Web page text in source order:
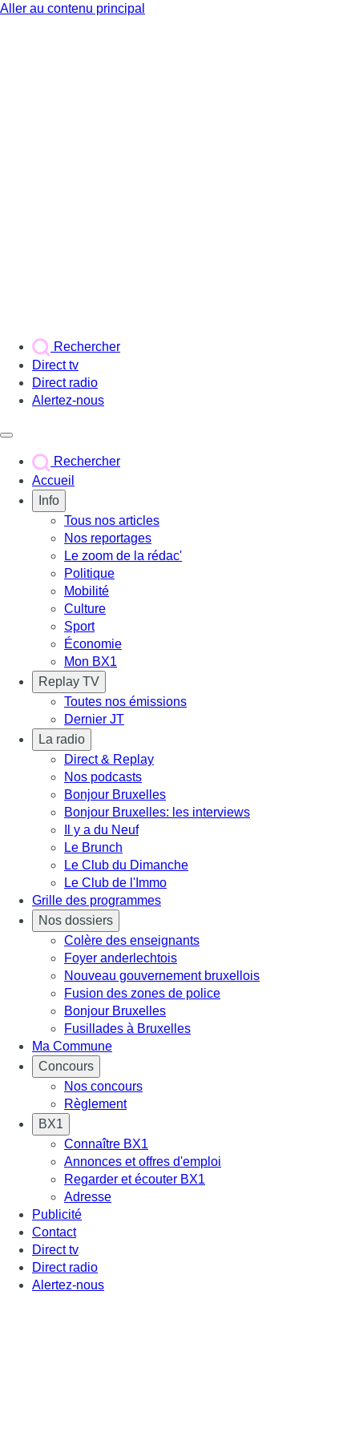
Aller au contenu principal
Rechercher
Direct tv
Direct radio
Alertez-nous
Rechercher
Accueil
Info
Tous nos articles
Nos reportages
Le zoom de la rédac'
Politique
Mobilité
Culture
Sport
Économie
Mon BX1
Replay TV
Toutes nos émissions
Dernier JT
La radio
Direct & Replay
Nos podcasts
Bonjour Bruxelles
Bonjour Bruxelles: les interviews
Il y a du Neuf
Le Brunch
Le Club du Dimanche
Le Club de l'Immo
Grille des programmes
Nos dossiers
Colère des enseignants
Foyer anderlechtois
Nouveau gouvernement bruxellois
Fusion des zones de police
Bonjour Bruxelles
Fusillades à Bruxelles
Ma Commune
Concours
Nos concours
Règlement
BX1
Connaître BX1
Annonces et offres d'emploi
Regarder et écouter BX1
Adresse
Publicité
Contact
Direct tv
Direct radio
Alertez-nous